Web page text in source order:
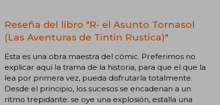
Reseña del libro "R- el Asunto Tornasol
(Las Aventuras de Tintin Rustica)"
Esta es una obra maestra del cómic. Preferimos no
explicar aquí la trama de la historia, para que el que la
lea por primera vez, pueda disfrutarla totalmente.
Desde el principio, los sucesos se encadenan a un
ritmo trepidante: se oye una explosión, estalla una